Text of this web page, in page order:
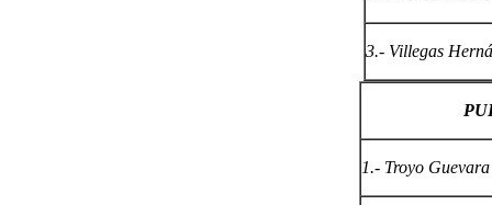
3.- Villegas
1.- Troyo